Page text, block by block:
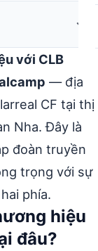
với CLB
— địa
CF tại thị
Nha. Đây là
đoàn truyền
trọng với sự
phía.
hiệu
đâu?